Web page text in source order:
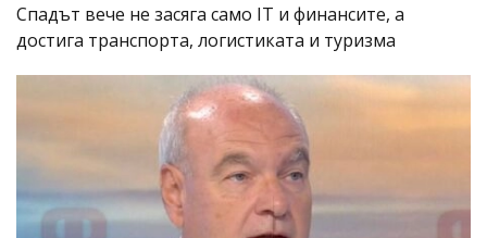
Спадът вече не засяга само IT и финансите, а
достига транспорта, логистиката и туризма